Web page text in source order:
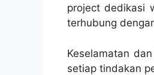
project dedikasi
terhubung
Keselamatan
setiap tindakan